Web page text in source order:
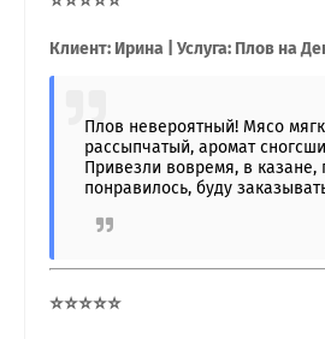
Клиент: Ирина | Услуга: Плов на
Плов невероятный! Мясо
рассыпчатый, аромат
Привезли вовремя, в казане,
понравилось, буду
⭐⭐⭐⭐⭐